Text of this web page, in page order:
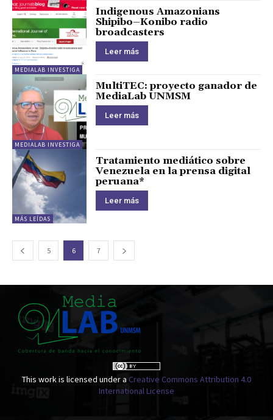
MEDIALAB INVESTIGA
Indigenous Amazonians
Shipibo–Konibo radio
broadcasters
Leer más
MEDIALAB INVESTIGA
MultiTEC: proyecto ganador de
MediaLab UNMSM
Leer más
MÁS LEÍDAS
Tratamiento mediático sobre
Venezuela en la prensa digital
peruana*
Leer más
5 6 7
This work is licensed under a Creative Commons Attribution 4.0
International License